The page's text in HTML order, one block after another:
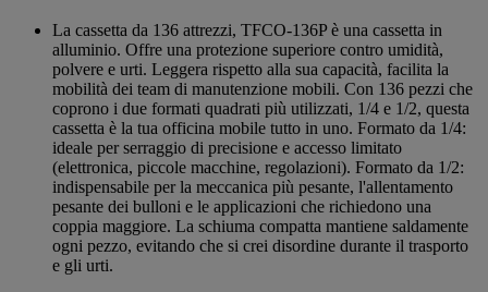
La cassetta da 136 attrezzi, TFCO-136P è una cassetta in
alluminio. Offre una protezione superiore contro umidità,
polvere e urti. Leggera rispetto alla sua capacità, facilita la
mobilità dei team di manutenzione mobili. Con 136 pezzi che
coprono i due formati quadrati più utilizzati, 1/4 e 1/2, questa
cassetta è la tua officina mobile tutto in uno. Formato da 1/4:
ideale per serraggio di precisione e accesso limitato
(elettronica, piccole macchine, regolazioni). Formato da 1/2:
indispensabile per la meccanica più pesante, l'allentamento
pesante dei bulloni e le applicazioni che richiedono una
coppia maggiore. La schiuma compatta mantiene saldamente
ogni pezzo, evitando che si crei disordine durante il trasporto
e gli urti.